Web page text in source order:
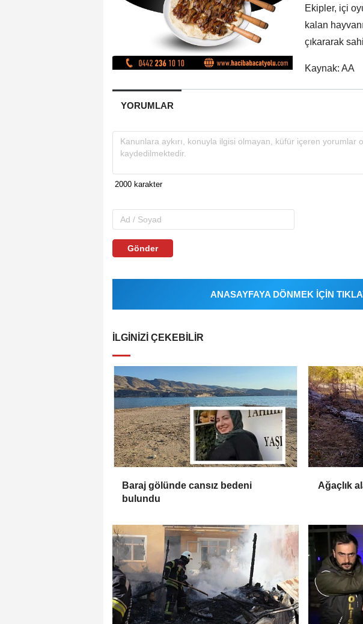
Ekipler, içi
kalan
çıkararak
Kaynak: AA
YORUMLAR
Gönder
ANASAYFAYA DÖNMEK İÇİN
İLGINIZI ÇEKEBILIR
Baraj gölünde cansız bedeni
bulundu
Ağaçlık